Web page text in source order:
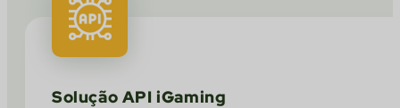
Solução API iGaming